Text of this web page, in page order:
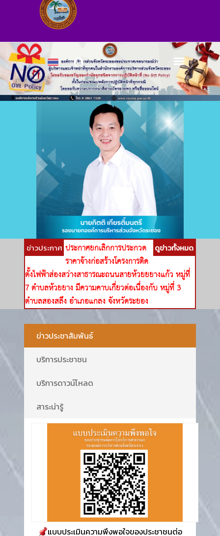
ข่าวประกาศ ดูข่าวทั้งหมด
ประกาศยกเลิกการประกวด
ราคาจ้างก่อสร้างโครงการติด
ตั้งไฟฟ้าส่องสว่างสาธารณะถนนสายห้วยยยางแก้ว หมู่ที่
7 ตำบลห้วยยาง มีความคาบเกี่ยวต่อเนื่องกับ หมู่ที่ 3
ตำบลสองสลึง อำเภอแกลง จังหวัดระยอง
ข่าวประชาสัมพันธ์
บริการประชาชน
บริการดาวน์โหลด
สาระน่ารู้
อ่านข่าว
แบบประเมินความพึงพอใจของประชาชนต่อ